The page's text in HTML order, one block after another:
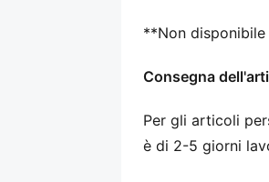
**Non
Consegna
Per gli articoli
è di 2-5 giorni